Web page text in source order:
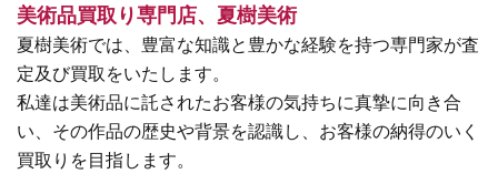
美術品買取り専門店、夏樹美術
夏樹美術では、豊富な知識と豊かな経験を持つ専門家が査
定及び買取をいたします。
私達は美術品に託されたお客様の気持ちに真摯に向き合
い、その作品の歴史や背景を認識し、お客様の納得のいく
買取りを目指します。